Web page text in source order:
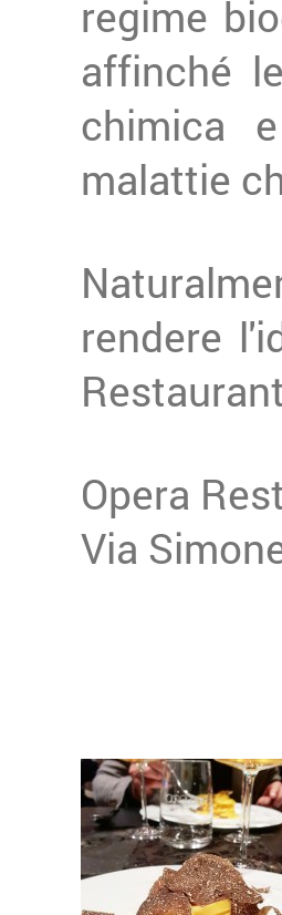
regime
affinché
chimica
malattie
rendere
Opera
Via